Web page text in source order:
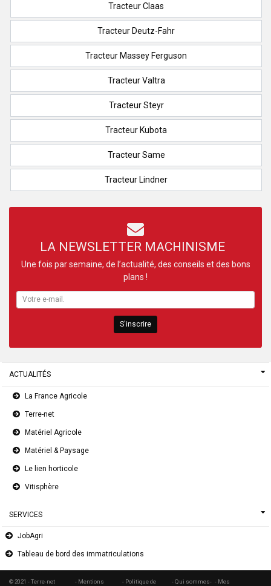
Tracteur Claas
Tracteur Deutz-Fahr
Tracteur Massey Ferguson
Tracteur Valtra
Tracteur Steyr
Tracteur Kubota
Tracteur Same
Tracteur Lindner
LA NEWSLETTER MACHINISME
Une fois par semaine, de l’actualité, des conseils et des bons
plans !
S'inscrire
ACTUALITÉS
La France Agricole
Terre-net
Matériel Agricole
Matériel & Paysage
Le lien horticole
Vitisphère
SERVICES
JobAgri
Tableau de bord des immatriculations
© 2021 - Terre-net - Mentions - Politique de - Qui sommes- - Mes